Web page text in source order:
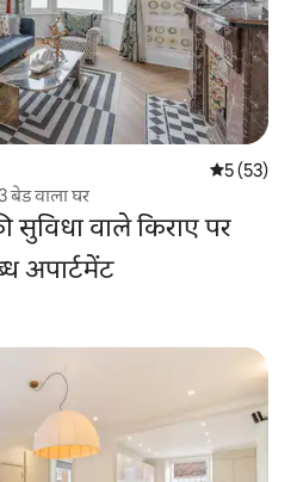
औसत रेटिंग
5 (53)
बेड वाला घर
वाले किराए पर
अपार्टमेंट